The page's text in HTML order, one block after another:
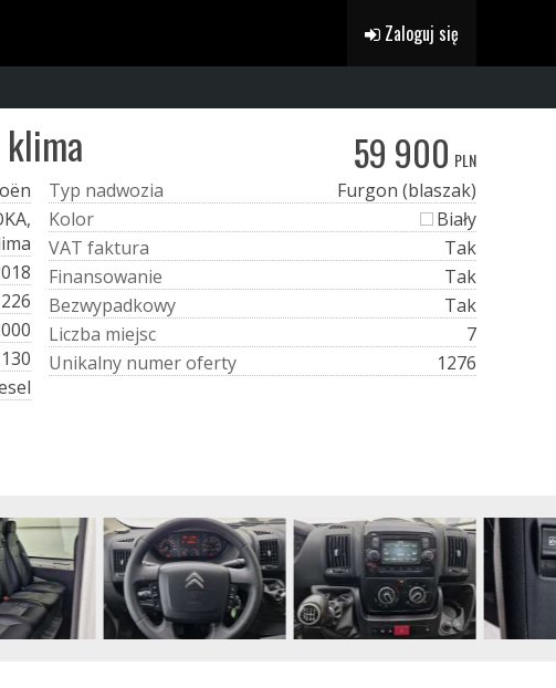
Zaloguj się
klima 59 900 PLN
130
Typ nadwozia
Furgon (blaszak)
Kolor
Biały
VAT faktura
Tak
Finansowanie
Tak
Bezwypadkowy
Tak
Liczba miejsc
7
Unikalny numeroferty 1276